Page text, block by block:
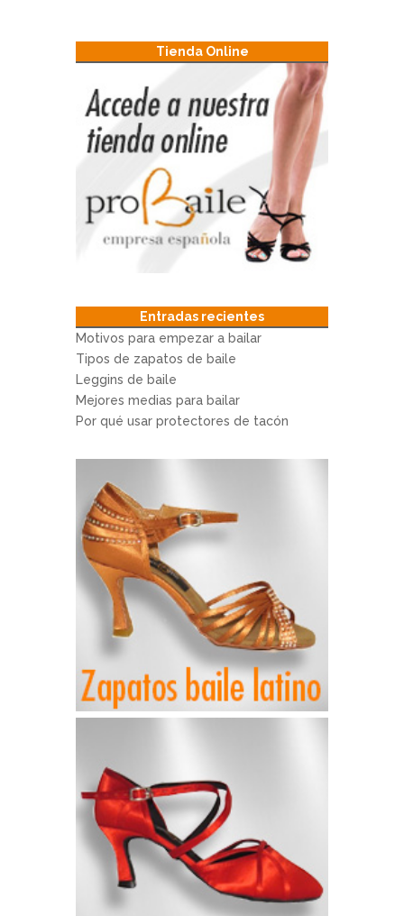
Tienda Online
Entradas recientes
Motivos para empezar a bailar
Tipos de zapatos de baile
Leggins de baile
Mejores medias para bailar
Por qué usar protectores de tacón